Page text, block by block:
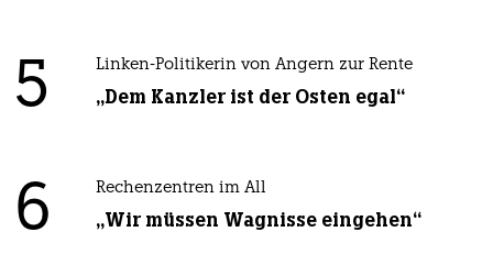
5 Linken-Politikerin von Angern zur Rente
„Dem Kanzler ist der Osten egal“
6 Rechenzentren im All
„Wir müssen Wagnisse eingehen“